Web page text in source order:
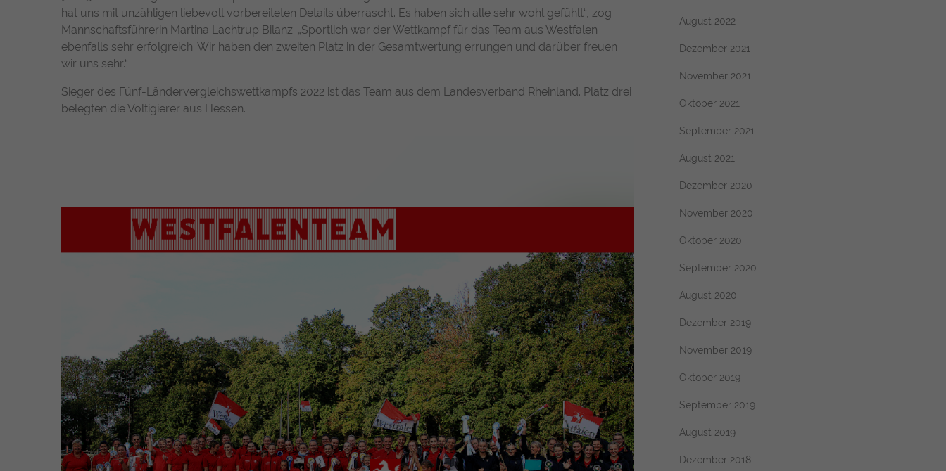
August 2022
Dezember 2021
November 2021
Oktober 2021
September 2021
August 2021
Dezember 2020
November 2020
Oktober 2020
September 2020
August 2020
Dezember 2019
November 2019
Oktober 2019
September 2019
August 2019
Dezember 2018
hat uns mit unzähligen liebevoll vorbereiteten Details überrascht. Es haben sich alle sehr wohl gefühlt“, zog
Mannschaftsführerin Martina Lachtrup Bilanz. „Sportlich war der Wettkampf für das Team aus Westfalen
ebenfalls sehr erfolgreich. Wir haben den zweiten Platz in der Gesamtwertung errungen und darüber freuen
wir uns sehr.“
Sieger des Fünf-Ländervergleichswettkampfs 2022 ist das Team aus dem Landesverband Rheinland. Platz drei
belegten die Voltigierer aus Hessen.